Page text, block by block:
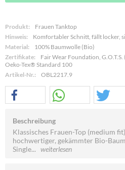
Produkt:
Frauen Tanktop
Hinweis:
Komfortabler Schnitt, fällt locker,
Material:
100% Baumwolle (Bio)
Zertifikate:
Fair Wear Foundation,
Oeko-Tex® Standard 100
Artikel-Nr.:
OBL2217.9
Beschreibung
Klassisches Frauen-Top (medium
hochwertiger, gekämmter Bio-
Single... weiterlesen